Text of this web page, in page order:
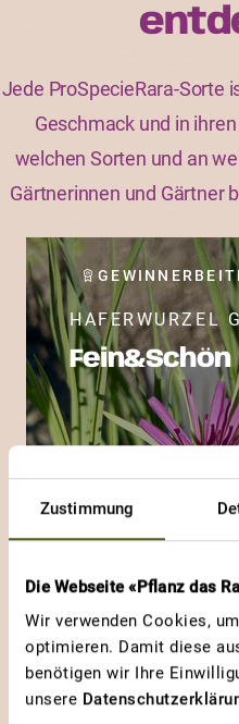
Zustimmung
Die Webseite «Pflanz das
Wir verwenden Cookies,
optimieren. Damit diese
benötigen wir Ihre
unsere
Jede ProSpecieRara-Sorte
Geschmack und in
welchen Sorten und an
Gärtnerinnen und Gärtner
HAFERWURZEL
Fein&Schön